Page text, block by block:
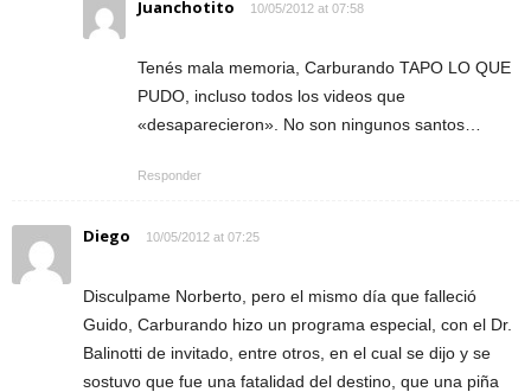
Juanchotito 10/05/2012 at 07:58
Tenés mala memoria, Carburando TAPO LO QUE
PUDO, incluso todos los videos que
«desaparecieron». No son ningunos santos…
Responder
Diego 10/05/2012 at 07:25
Disculpame Norberto, pero el mismo día que falleció
Guido, Carburando hizo un programa especial, con el Dr.
Balinotti de invitado, entre otros, en el cual se dijo y se
sostuvo que fue una fatalidad del destino, que una piña